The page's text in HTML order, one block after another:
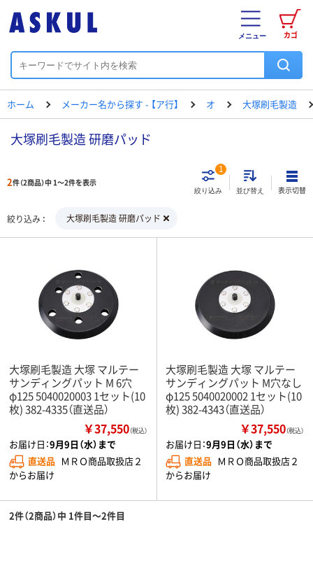
カゴ
メニュー
ホーム メーカー名から探す - 【ア行】 オ 大塚刷毛製造
大塚刷毛製造 研磨パッド
2件（2商品）中 1～2件を表示
絞り込み
1
並び替え 表示切替
絞り込み 大塚刷毛製造 研磨パッド
大塚刷毛製造 大塚 マルテー
サンディングパット M 6穴
φ125 5040020003 1セット(10
枚) 382-4335（直送品）
￥37,550（税込）
お届け日：9月9日（水）まで
直送品 ＭＲＯ商品取扱店２
からお届け
大塚刷毛製造 大塚 マルテー
サンディングパット M穴なし
φ125 5040020002 1セット(10
枚) 382-4343（直送品）
￥37,550（税込）
お届け日：9月9日（水）まで
直送品 ＭＲＯ商品取扱店２
からお届け
2件（2商品）中 1件目～2件目